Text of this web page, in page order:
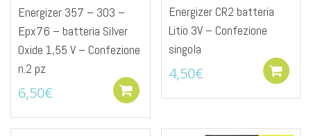
Energizer 357 – 303 –
Epx76 – batteria Silver
Oxide 1,55 V – Confezione
n.2 pz
6,50€
Energizer CR2 batteria
Litio 3V – Confezione
singola
4,50€